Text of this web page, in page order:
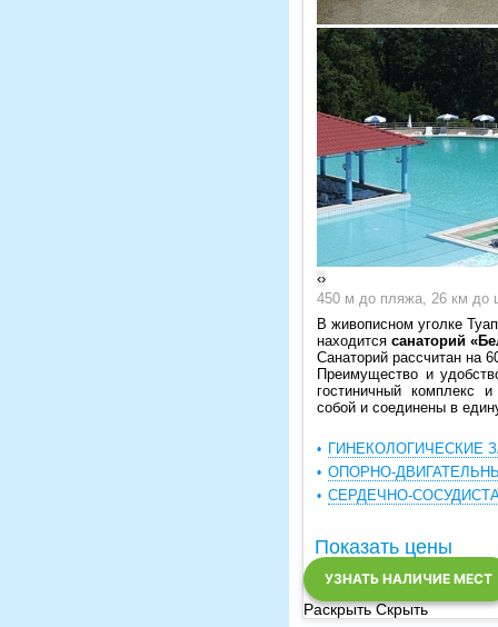
‹›
450 м до пляжа, 26 км до
В живописном уголке
находится санаторий
Санаторий рассчитан на
Преимущество и
гостиничный комплекс
собой и соединены в
ГИНЕКОЛОГИЧЕСКИЕ
ОПОРНО-
СЕРДЕЧНО-
Показать цены
УЗНАТЬ НАЛИЧИЕ МЕСТ
Раскрыть Скрыть